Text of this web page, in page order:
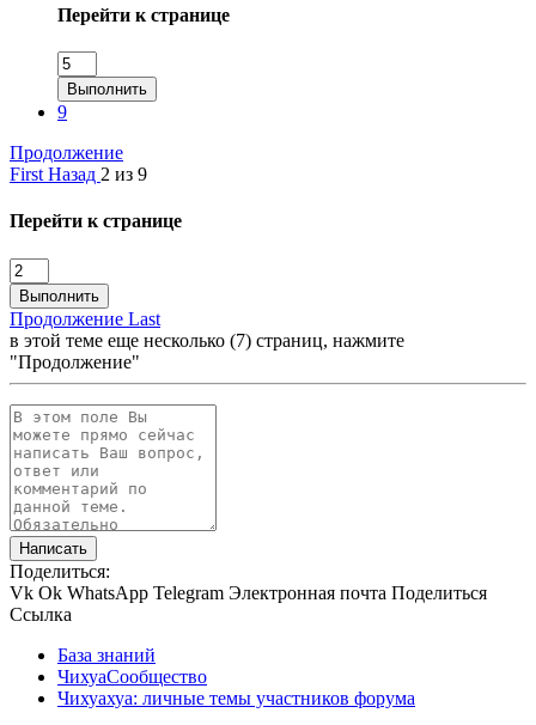
Перейти к странице
Выполнить
9
Продолжение
First Назад 2 из 9
Перейти к странице
Выполнить
Продолжение Last
в этой теме еще несколько (7) страниц, нажмите
"Продолжение"
Написать
Поделиться:
Vk Ok WhatsApp Telegram Электронная почта Поделиться
Ссылка
База знаний
ЧихуаСообщество
Чихуахуа: личные темы участников форума